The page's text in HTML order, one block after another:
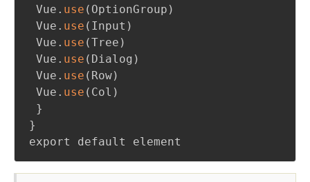
Vue. use ( OptionGroup )
Vue. use ( Input )
Vue. use (Tree )
Vue. use ( Dialog )
Vue. use ( Row)
Vue. use ( Col )
}
}
export default element